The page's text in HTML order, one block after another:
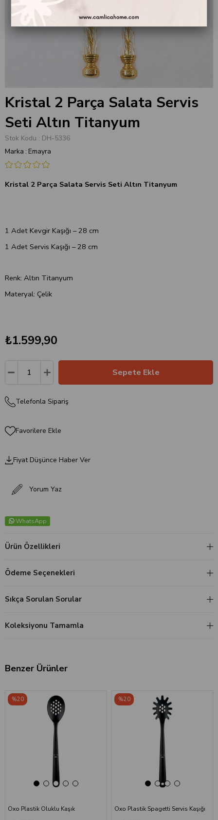
Kristal 2 Parça Salata Servis
Seti Altın Titanyum
Stok Kodu
DH-5336
Marka : Emayra
Kristal 2 Parça Salata Servis Seti Altın Titanyum
1 Adet Kevgir Kaşığı – 28 cm
1 Adet Servis Kaşığı – 28 cm
Renk: Altın Titanyum
Materyal: Çelik
₺1.599,90
Telefonla Sipariş
Favorilere Ekle
Fiyat Düşünce Haber Ver
Yorum Yaz
WhatsApp
Ürün Özellikleri
Ödeme Seçenekleri
Sıkça Sorulan Sorular
Koleksiyonu Tamamla
Benzer Ürünler
Oxo Plastik Oluklu Kaşık
%20
Oxo Plastik Spagetti Servis Kaşığı
%20